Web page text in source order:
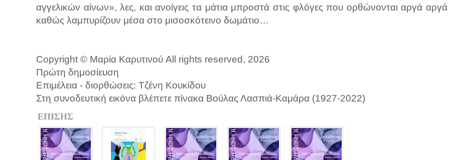
αγγελικών αίνων», λες, και ανοίγεις τα μάτια μπροστά στις φλόγες που ορθώνονται αργά αργά
καθώς λαμπυρίζουν μέσα στο μισοσκότεινο δωμάτιο…
Copyright © Μαρία Καρυτινού All rights reserved, 2026
Πρώτη δημοσίευση
Επιμέλεια - διορθώσεις: Τζένη Κουκίδου
Στη συνοδευτική εικόνα βλέπετε πίνακα Βούλας Λασπιά-Καμάρα (1927-2022)
ΕΠΙΣΗΣ